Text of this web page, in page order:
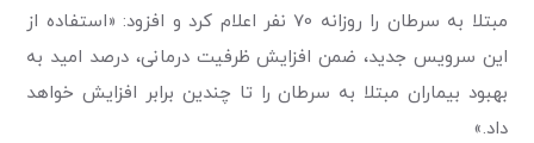
مبتلا به سرطان را روزانه 70 نفر اعلام کرد و افزود: «استفاده از
این سرویس جدید، ضمن افزایش ظرفیت درمانی، درصد امید به
بهبود بیماران مبتلا به سرطان را تا چندین برابر افزایش خواهد
داد.»